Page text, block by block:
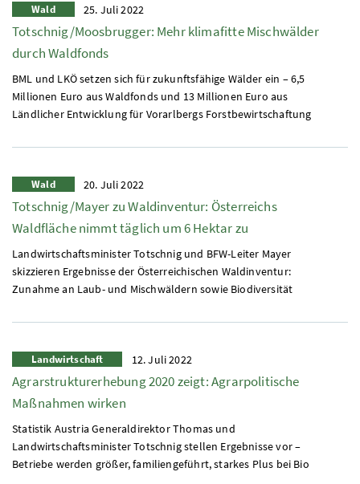
Wald 25. Juli 2022
Totschnig/Moosbrugger: Mehr klimafitte Mischwälder
durch Waldfonds
BML und LKÖsetzen sich für zukunftsfähige Wälder ein – 6,5
Millionen Euro aus Waldfonds und 13 Millionen Euro aus
Ländlicher Entwicklung für Vorarlbergs Forstbewirtschaftung
Wald 20. Juli 2022
Totschnig/Mayer zu Waldinventur: Österreichs
Waldfläche nimmt täglich um 6 Hektar zu
Landwirtschaftsminister Totschnig und BFW-Leiter Mayer
skizzieren Ergebnisse der Österreichischen Waldinventur:
Zunahme an Laub- und Mischwäldern sowie Biodiversität
Landwirtschaft 12. Juli 2022
Agrarstrukturerhebung 2020 zeigt: Agrarpolitische
Maßnahmen wirken
Statistik Austria Generaldirektor Thomas und
Landwirtschaftsminister Totschnig stellen Ergebnisse vor –
Betriebe werden größer, familiengeführt, starkes Plus bei Bio